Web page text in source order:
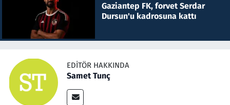
Gaziantep FK, forvet Serdar
Dursun'u kadrosuna kattı
EDITÖR HAKKINDA
Samet Tunç